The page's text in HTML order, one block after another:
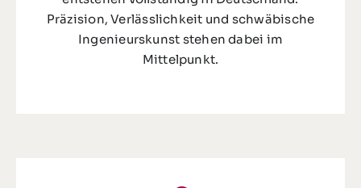
Präzision, Verlässlichkeit und schwäbische
Ingenieurskunst stehen dabei im
Mittelpunkt.